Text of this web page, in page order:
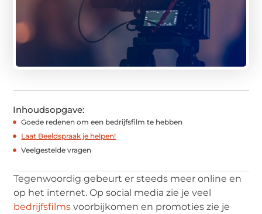
Inhoudsopgave:
Goede redenen om een bedrijfsfilm te hebben
Laat Beeldspraak je helpen!
Veelgestelde vragen
Tegenwoordig gebeurt er steeds meer online en
op het internet. Op social media zie je veel
bedrijfsfilms voorbijkomen en promoties zie je